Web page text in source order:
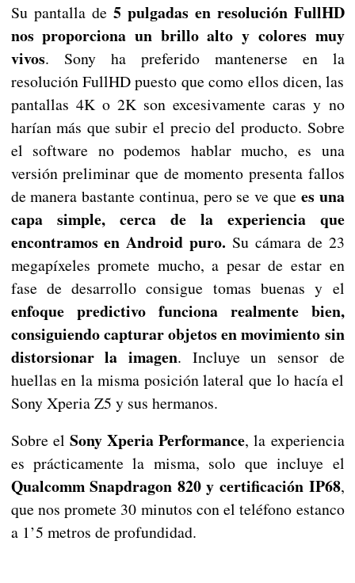
Su pantalla de 5 pulgadas en resolución FullHD
nos proporciona un brillo alto y colores muy
vivos. Sony ha preferido mantenerse en la
resolución FullHD puesto que como ellos dicen, las
pantallas 4K o 2K son excesivamente caras y no
harían más que subir el precio del producto. Sobre
el software no podemos hablar mucho, es una
versión preliminar que de momento presenta fallos
de manera bastante continua, pero se ve que es una
capa simple, cerca de la experiencia que
encontramos en Android puro. Su cámara de 23
megapíxeles promete mucho, a pesar de estar en
fase de desarrollo consigue tomas buenas y el
enfoque predictivo funciona realmente bien,
consiguiendo capturar objetos en movimiento sin
distorsionar la imagen. Incluye un sensor de
huellas en la misma posición lateral que lo hacía el
Sony Xperia Z5 y sus hermanos.
Sobre el Sony Xperia Performance, la experiencia
es prácticamente la misma, solo que incluye el
Qualcomm Snapdragon 820 y certificación IP68,
que nos promete 30 minutos con el teléfono estanco
a 1’5 metros de profundidad.